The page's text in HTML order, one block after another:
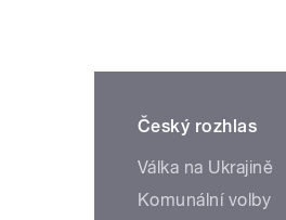
Český rozhlas
Válka na Ukrajině
Komunální volby